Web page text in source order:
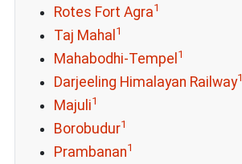
Rotes Fort Agra1
Taj Mahal 1
Mahabodhi-Tempel 1
Darjeeling Himalayan Railway1
Majuli1
Borobudur1
Prambanan1